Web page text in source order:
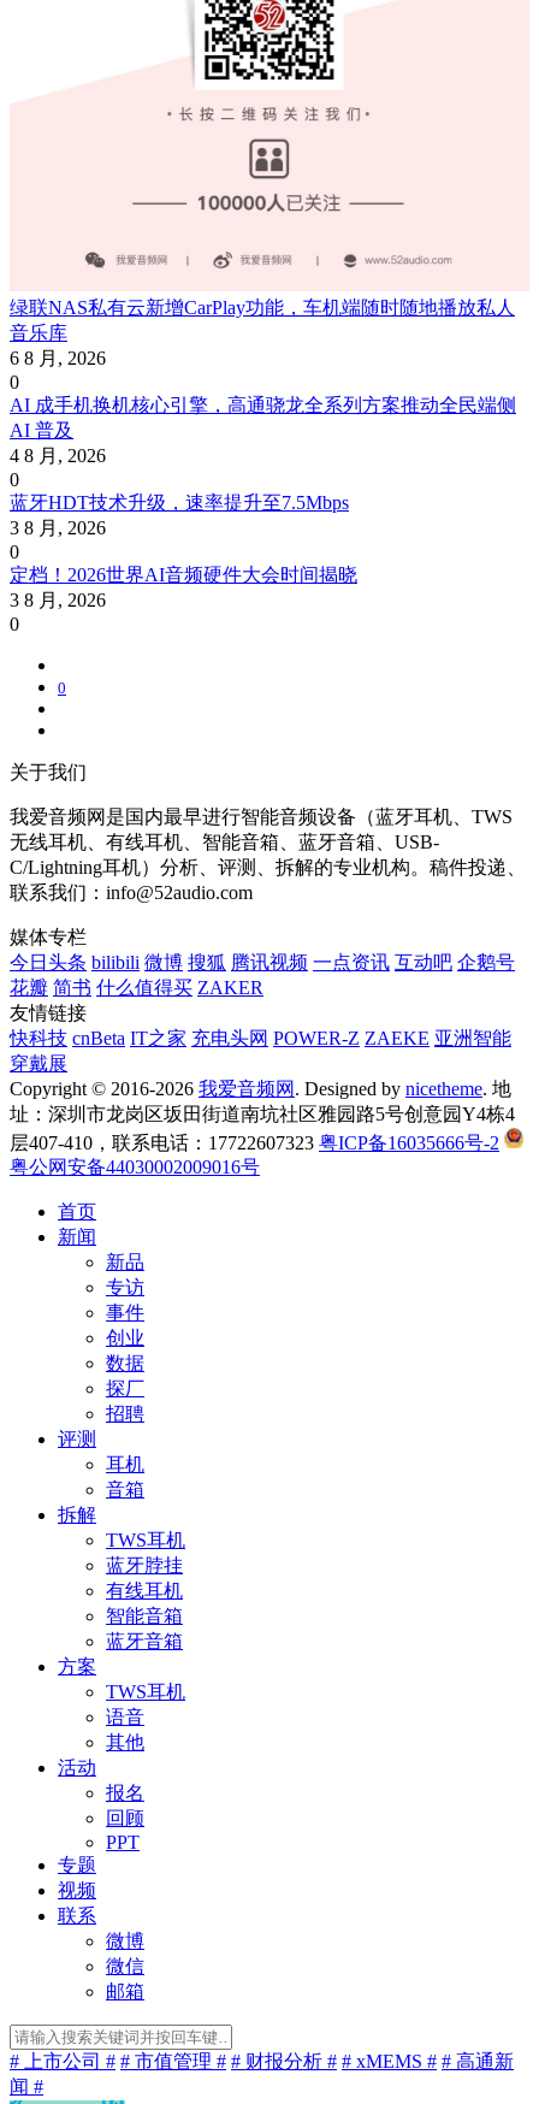
绿联NAS私有云新增CarPlay功能，车机端随时随地播放私人
音乐库
6 8 月, 2026
0
AI 成手机换机核心引擎，高通骁龙全系列方案推动全民端侧
AI 普及
4 8 月, 2026
0
蓝牙HDT技术升级，速率提升至7.5Mbps
3 8 月, 2026
0
定档！2026世界AI音频硬件大会时间揭晓
3 8 月, 2026
0
0
关于我们
我爱音频网是国内最早进行智能音频设备（蓝牙耳机、TWS
无线耳机、有线耳机、智能音箱、蓝牙音箱、USB-
C/Lightning耳机）分析、评测、拆解的专业机构。稿件投递、
联系我们：info@52audio.com
媒体专栏
今日头条 bilibili 微博 搜狐 腾讯视频 一点资讯 互动吧 企鹅号
花瓣 简书 什么值得买 ZAKER
友情链接
快科技 cnBeta IT之家 充电头网 POWER-Z ZAEKE 亚洲智能
穿戴展
Copyright © 2016-2026 我爱音频网 . Designed by nicetheme. 地
址：深圳市龙岗区坂田街道南坑社区雅园路5号创意园Y4栋4
层407-410，联系电话：17722607323 粤ICP备16035666号-2
粤公网安备44030002009016号
首页
新闻
新品
专访
事件
创业
数据
探厂
招聘
评测
耳机
音箱
拆解
TWS耳机
蓝牙脖挂
有线耳机
智能音箱
蓝牙音箱
方案
TWS耳机
语音
其他
活动
报名
回顾
PPT
专题
视频
联系
微博
微信
邮箱
# 上市公司 # # 市值管理 # # 财报分析 # # xMEMS # # 高通新
闻 #